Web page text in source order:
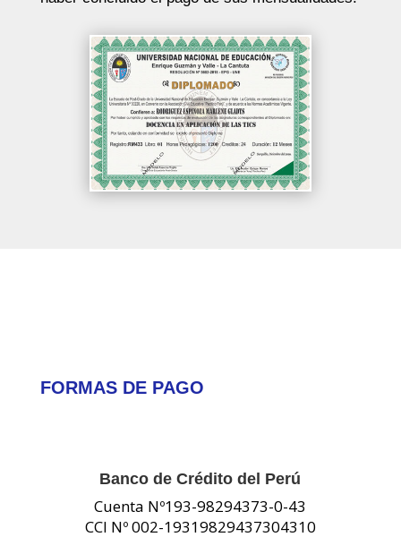
FORMAS DE PAGO
Banco de Crédito del Perú
Cuenta Nº193-98294373-0-43
CCI Nº 002-19319829437304310